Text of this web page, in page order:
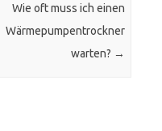
Wie oft muss ich einen
Wärmepumpentrockner
warten? →